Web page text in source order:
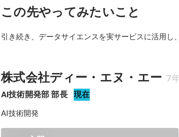
この先やってみたいこと
引き続き、データサイエンスを実サービスに活用し
株式会社ディー・エヌ・エー 7
AI技術開発部 部長 現在
AI技術開発